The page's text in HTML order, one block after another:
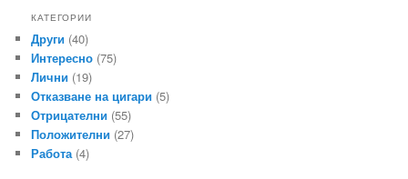
КАТЕГОРИИ
Други (40)
Интересно (75)
Лични (19)
Отказване на цигари (5)
Отрицателни (55)
Положителни (27)
Работа(4)